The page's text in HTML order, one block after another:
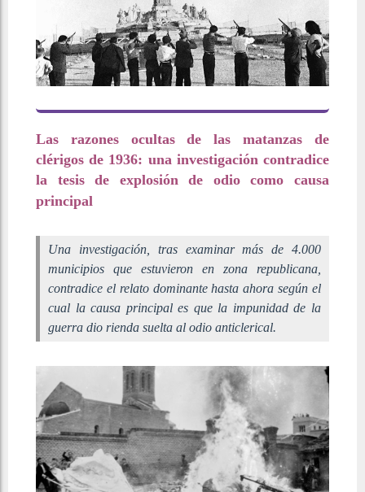
Las razones ocultas de las matanzas de
clérigos de 1936: una investigación contradice
la tesis de explosión de odio como causa
principal
Una investigación, tras examinar más de 4.000
municipios que estuvieron en zona republicana,
contradice el relato dominante hasta ahora según el
cual la causa principal es que la impunidad de la
guerra dio rienda suelta al odio anticlerical.